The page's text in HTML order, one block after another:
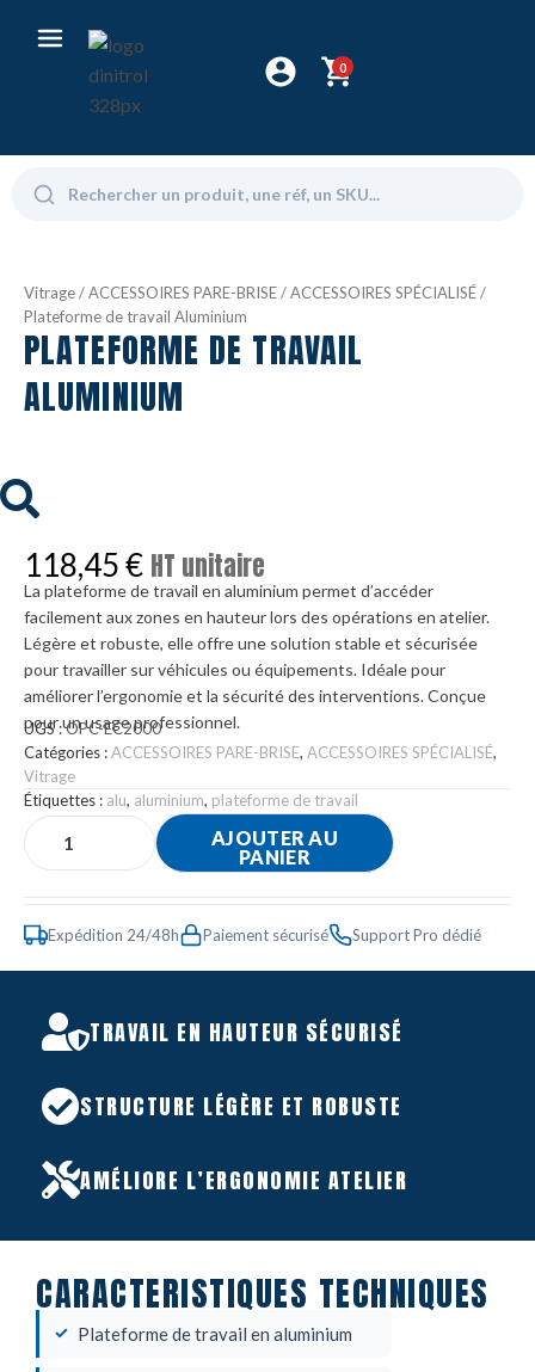
0
Vitrage/ACCESSOIRES PARE-BRISE/ACCESSOIRES SPÉCIALISÉ/
Plateforme de travail Aluminium
PLATEFORME DE TRAVAIL
ALUMINIUM
118,45€ HT unitaire
La plateforme de travail en aluminium permet d’accéder
facilement aux zones en hauteur lors des opérations en atelier.
Légère et robuste, elle offre une solution stable et sécurisée
pour travailler sur véhicules ou équipements. Idéale pour
améliorer l’ergonomie et la sécurité des interventions. Conçue
pour un usage professionnel.
UGS :OPC-EC2000
Catégories :ACCESSOIRES PARE-BRISE, ACCESSOIRES SPÉCIALISÉ,
Vitrage
Étiquettes : alu, aluminium, plateforme de travail
AJOUTER AU
PANIER
Expédition 24/48h Paiement sécurisé Support Pro dédié
TRAVAIL EN HAUTEUR SÉCURISÉ
STRUCTURE LÉGÈRE ET ROBUSTE
AMÉLIORE L’ERGONOMIE ATELIER
CARACTERISTIQUES TECHNIQUES
Plateforme de travail en aluminium